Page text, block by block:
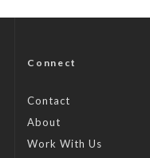
Connect
Contact
About
Work With Us